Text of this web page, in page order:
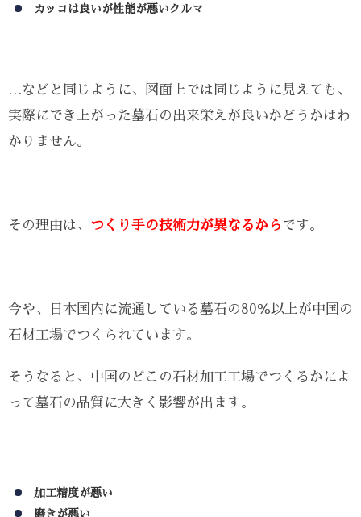
カッコは良いが性能が悪いクルマ
…などと同じように、図面上では同じように見えても、
実際にでき上がった墓石の出来栄えが良いかどうかはわ
かりません。
その理由は、 つくり手の技術力が異なるから です。
今や、日本国内に流通している墓石の80％以上が中国の
石材工場でつくられています。
そうなると、中国のどこの石材加工工場でつくるかによ
って墓石の品質に大きく影響が出ます。
加工精度が悪い
磨きが悪い